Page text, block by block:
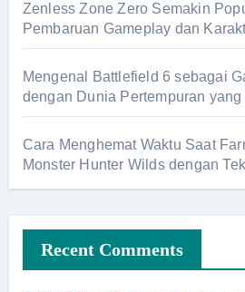
Zenless Zone Zero Semakin
Pembaruan Gameplay dan
Mengenal Battlefield 6 sebagai
dengan Dunia Pertempuran
Cara Menghemat Waktu Saat
Monster Hunter Wilds dengan
Recent Comments